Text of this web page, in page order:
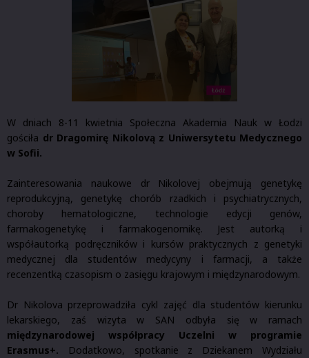
W dniach 8-11 kwietnia Społeczna Akademia Nauk w Łodzi
gościła dr Dragomirę Nikolovą z Uniwersytetu Medycznego
w Sofii.
Zainteresowania naukowe dr Nikolovej obejmują genetykę
reprodukcyjną, genetykę chorób rzadkich i psychiatrycznych,
choroby hematologiczne, technologie edycji genów,
farmakogenetykę i farmakogenomikę. Jest autorką i
współautorką podręczników i kursów praktycznych z genetyki
medycznej dla studentów medycyny i farmacji, a także
recenzentką czasopism o zasięgu krajowym i międzynarodowym.
Dr Nikolova przeprowadziła cykl zajęć dla studentów kierunku
lekarskiego, zaś wizyta w SAN odbyła się w ramach
międzynarodowej współpracy Uczelni w programie
Erasmus+.
Dodatkowo, spotkanie z Dziekanem Wydziału